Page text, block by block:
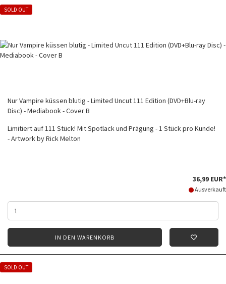
SOLD OUT
Nur Vampire küssen blutig - Limited Uncut 111 Edition (DVD+Blu-ray
Disc) - Mediabook - Cover B
Limitiert auf 111 Stück! Mit Spotlack und Prägung - 1 Stück pro Kunde!
- Artwork by Rick Melton
36,99 EUR*
Ausverkauft
IN DEN WARENKORB
SOLD OUT